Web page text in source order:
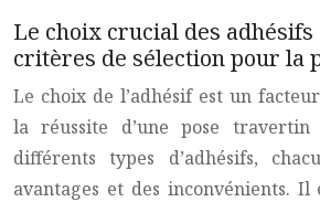
Le choix crucial des adhésifs
critères de sélection pour la
Le choix de l’adhésif est un
la réussite d’unepose travertin
différents types d’adhésifs,
avantages et des inconvénients.